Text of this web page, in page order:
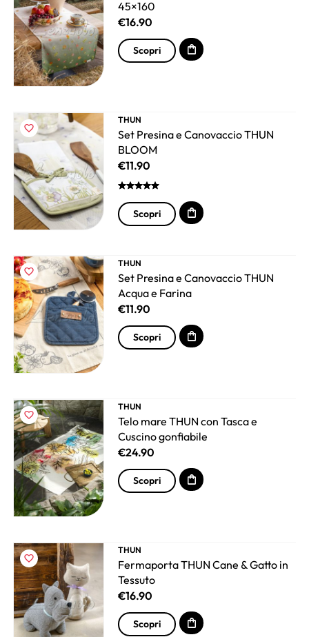
45×160
€16.90
Scopri
THUN
Set Presina e Canovaccio THUN
BLOOM
€11.90
Scopri
THUN
Set Presina e Canovaccio THUN
Acqua e Farina
€11.90
Scopri
THUN
Telo mare THUN con Tasca e
Cuscino gonfiabile
€24.90
Scopri
THUN
Fermaporta THUN Cane & Gatto in
Tessuto
€16.90
Scopri